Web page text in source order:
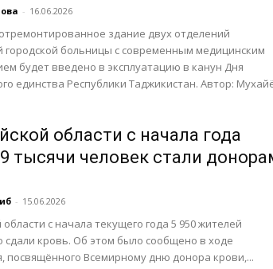
- 16.06.2026
здание двух отделений
городской больницы с современным медицинским
будет введено в эксплуатацию в канун Дня
единства Республики Таджикистан. Автор:
области с начала года
тысячи человек стали
- 15.06.2026
области с начала текущего года 5 950 жителей
сдали кровь. Об этом было сообщено в ходе
посвящённого Всемирному дню донора крови,...